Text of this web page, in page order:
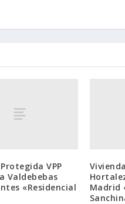
VPP
Valdebebas
«Residencial
Madrid